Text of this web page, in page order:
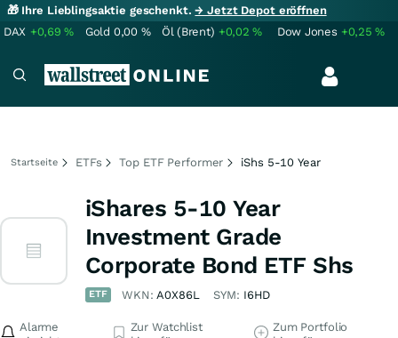
🎁 Ihre Lieblingsaktie geschenkt.→ Jetzt Depot eröffnen
DAX +0,69% Gold 0,00 % Öl (Brent) +0,02% Dow Jones +0,25%
Startseite ETFs Top ETF Performer iShs 5-10 Year
iShares 5-10 Year
Investment Grade
Corporate Bond ETF Shs
ETF WKN:A0X86L SYM: I6HD
Alarme
Zur Watchlist
Zum Portfolio